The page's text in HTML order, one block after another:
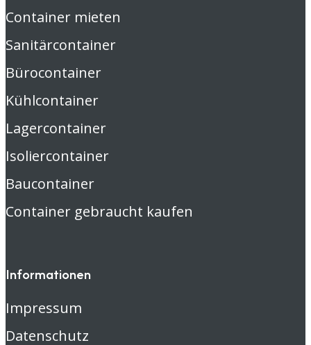
Container mieten
Sanitärcontainer
Bürocontainer
Kühlcontainer
Lagercontainer
Isoliercontainer
Baucontainer
Container gebraucht kaufen
Informationen
Impressum
Datenschutz